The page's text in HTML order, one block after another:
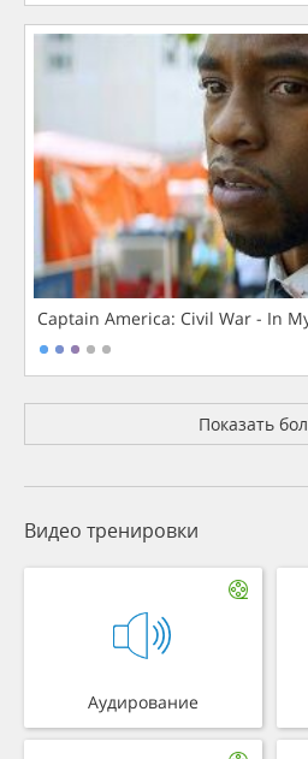
Captain America: Civil War - In
Показать
Видео тренировки
Аудирование